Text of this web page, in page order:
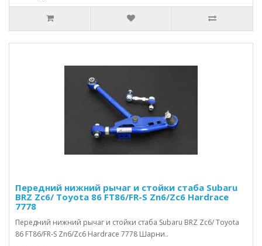
Передний нижний рычаг и стойки стаба Subaru
BRZ Zc6/ Toyota 86 FT86/FR-S Zn6/Zc6 Hardrace
7778
Передний нижний рычаг и стойки стаба Subaru BRZ Zc6/ Toyota
86 FT86/FR-S Zn6/Zc6 Hardrace 7778 Шарни..